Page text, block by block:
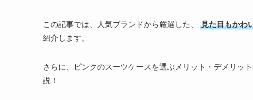
この記事では、人気ブランドから厳選した、 見た目もかわ
紹介します。
さらに、ピンクのスーツケースを選ぶメリット・デメリッ
説！